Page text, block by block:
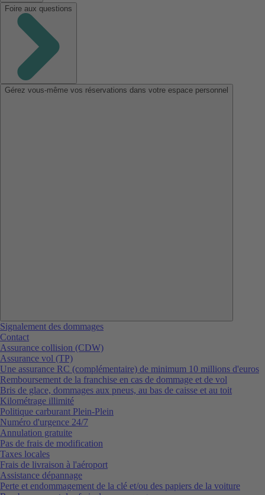
Foire aux questions
Gérez vous-même vos réservations dans votre espace personnel
Signalement des dommages
Contact
Assurance collision (CDW)
Assurance vol (TP)
Une assurance RC (complémentaire) de minimum 10 millions d'euros
Remboursement de la franchise en cas de dommage et de vol
Bris de glace, dommages aux pneus, au bas de caisse et au toit
Kilométrage illimité
Politique carburant Plein-Plein
Numéro d'urgence 24/7
Annulation gratuite
Pas de frais de modification
Taxes locales
Frais de livraison à l'aéroport
Assistance dépannage
Perte et endommagement de la clé et/ou des papiers de la voiture